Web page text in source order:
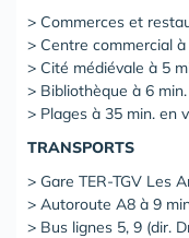
> Commerces et
> Centre commercial
> Cité médiévale à 5
> Bibliothèque à 6
> Plages à 35 min. en
TRANSPORTS
> Gare TER-TGV Les
> Autoroute A8 à 9
> Bus lignes 5, 9 (dir.